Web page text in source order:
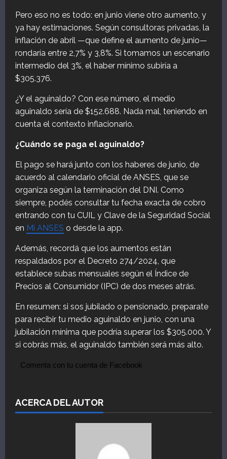
Pero eso no es todo: en junio viene otro aumento, y
ya hay estimaciones. Según consultoras privadas, la
inflación de abril —que define el aumento de junio—
rondaría entre 2,7% y 3,8%. Si tomamos un escenario
intermedio del 3%, el haber mínimo subiría a
$305.376.
¿Y el aguinaldo? Con ese número, el medio
aguinaldo sería de $152.688. Nada mal, teniendo en
cuenta el contexto inflacionario.
¿Cuándo se paga el aguinaldo?
El pago se hará junto con los haberes de junio, de
acuerdo al calendario oficial de ANSES, que se
organiza según la terminación del DNI. Como
siempre, podés consultar tu fecha exacta de cobro
entrando con tu CUIL y Clave de la Seguridad Social
en Mi ANSES o desde la app.
Además, recordá que los aumentos están
respaldados por el Decreto 274/2024, que
establece subas mensuales según el Índice de
Precios al Consumidor (IPC) de dos meses atrás.
En resumen: si sos jubilado o pensionado, preparate
para recibir tu medio aguinaldo en junio, con una
jubilación mínima que podría superar los $305.000. Y
si cobrás más, el aguinaldo también será más alto.
Comenta con tu cuenta de Facebook
ACERCA DEL AUTOR